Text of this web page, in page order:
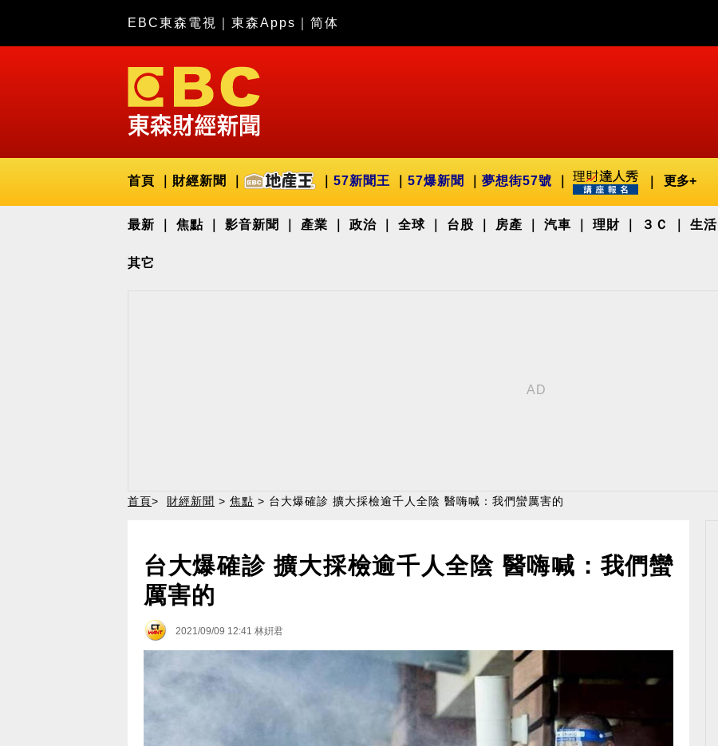
EBC東森電視 東森Apps 简体
首頁 財經新聞 57新聞王 57爆新聞 夢想街57號 更多+
最新 焦點 影音新聞 產業 政治 全球 台股 房產 汽車 理財 ３Ｃ 生活
其它
首頁> 財經新聞 > 焦點 > 台大爆確診 擴大採檢逾千人全陰 醫嗨喊：我們蠻厲害的
台大爆確診 擴大採檢逾千人全陰 醫嗨喊：我們蠻
厲害的
2021/09/09 12:41 林姸君